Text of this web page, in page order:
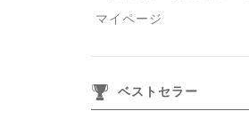
マイページ
ベストセラー